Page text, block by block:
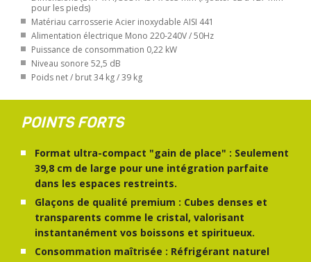
pour les pieds)
Matériau carrosserie Acier inoxydable AISI 441
Alimentation électrique Mono 220-240V / 50Hz
Puissance de consommation 0,22 kW
Niveau sonore 52,5 dB
Poids net / brut 34 kg / 39 kg
POINTS FORTS
Format ultra-compact "gain de place" : Seulement
39,8 cm de large pour une intégration parfaite
dans les espaces restreints.
Glaçons de qualité premium : Cubes denses et
transparents comme le cristal, valorisant
instantanément vos boissons et spiritueux.
Consommation maîtrisée : Réfrigérant naturel